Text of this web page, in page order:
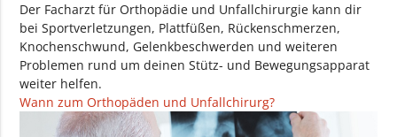
Der Facharzt für Orthopädie und Unfallchirurgie kann dir
bei Sportverletzungen, Plattfüßen, Rückenschmerzen,
Knochenschwund, Gelenkbeschwerden und weiteren
Problemen rund um deinen Stütz- und Bewegungsapparat
weiter helfen.
Wann zum Orthopäden und Unfallchirurg?